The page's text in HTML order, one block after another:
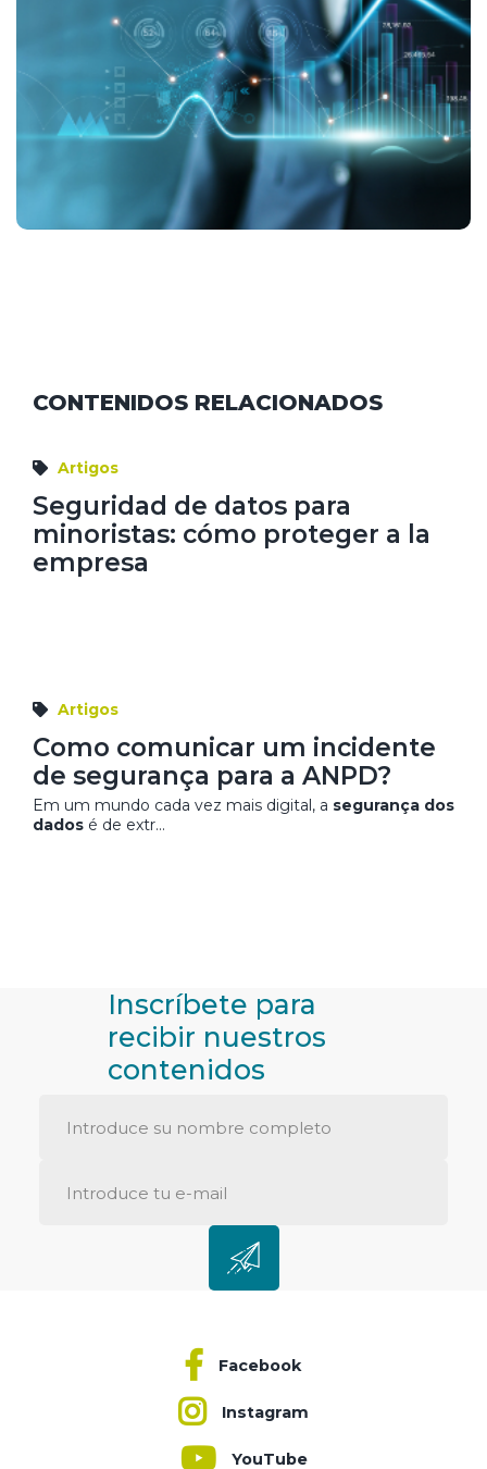
CONTENIDOS RELACIONADOS
Artigos
Seguridad de datos para
minoristas: cómo proteger a la
empresa
Artigos
Como comunicar um incidente
de segurança para a ANPD?
Em um mundo cada vez mais digital, a segurança dos
dados é de extr...
Inscríbete para
recibir nuestros
contenidos
Facebook
Instagram
YouTube